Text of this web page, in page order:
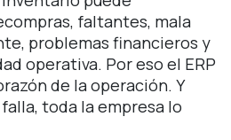
faltantes, mala
problemas financieros y
operativa. Por eso el ERP
de la operación. Y
toda la empresa lo